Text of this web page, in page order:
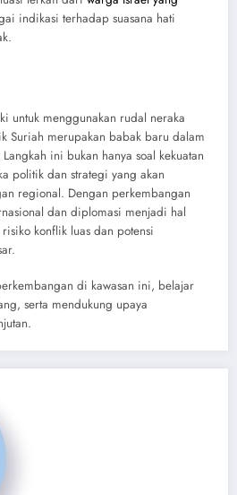
indikasi terhadap suasana hati
untuk menggunakan rudal neraka
Suriah merupakan babak baru dalam
ini bukan hanya soal kekuatan
politik dan strategi yang akan
regional. Dengan perkembangan
dan diplomasi menjadi hal
konflik luas dan potensi
di kawasan ini, belajar
serta mendukung upaya